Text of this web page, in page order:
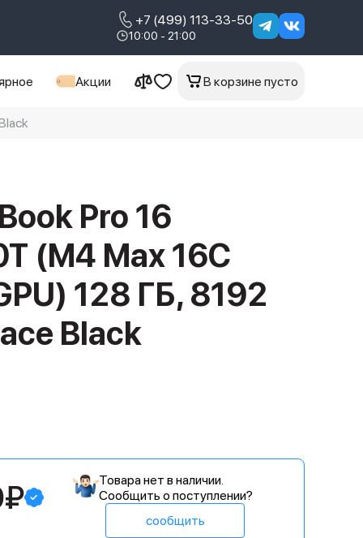
+7 (499) 113-33-50
10:00 - 21:00
Акции В корзине пусто
Pro 16
(M4 Max 16C
128 ГБ, 8192
Black
Товара нет в наличии.
Сообщить о поступлении?
сообщить